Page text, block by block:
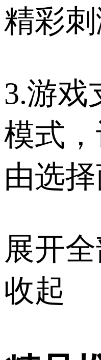
精彩
3.游戏
模式
由选
展开
收起